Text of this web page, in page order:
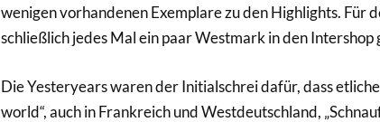
wenigen vorhandenen Exemplare zu den Highlights. Für
schließlich jedes Mal ein paar Westmark in den
Die Yesteryears waren der Initialschrei dafür, dass
world“, auch in Frankreich und Westdeutschland,